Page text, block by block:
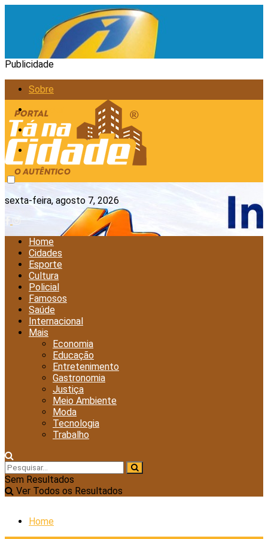
Publicidade
Sobre
Anunciar
Política de Privacidade
Contato
sexta-feira, agosto 7, 2026
Home
Cidades
Esporte
Cultura
Policial
Famosos
Saúde
Internacional
Mais
Economia
Educação
Entretenimento
Gastronomia
Justiça
Meio Ambiente
Moda
Tecnologia
Trabalho
Sem Resultados
Ver Todos os Resultados
Home